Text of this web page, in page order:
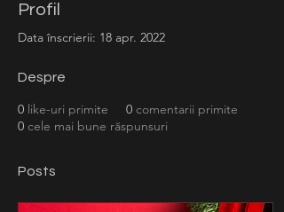
Profil
Data înscrierii: 18 apr. 2022
Despre
0 like-uri primite 0 comentarii primite
0 cele mai bune răspunsuri
Posts